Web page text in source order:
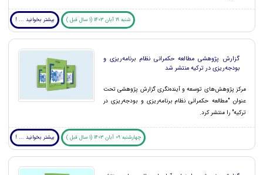
شنبه 19 آبان 1403 (1 سال قبل ) بیشتر بخوانید ... !
گزارش پژوهشی مطالعه حکمرانی نظام برنامه‌ریزی و
بودجه‌ریزی در ترکیه منتشر شد
مرکز پژوهش‌های توسعه و آینده‌نگری گزارش پژوهشی تحت
عنوان "مطالعه حکمرانی نظام برنامه‌ریزی و بودجه‌ریزی در
ترکیه" را منتشر کرد.
چهارشنبه 09 آبان 1403 (1 سال قبل ) بیشتر بخوانید ... !